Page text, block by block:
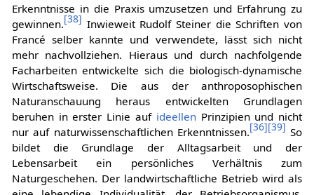
Erkenntnisse in die Praxis umzusetzen und Erfahrung zu
gewinnen.[38] Inwieweit Rudolf Steiner die Schriften von
Francé selber kannte und verwendete, lässt sich nicht
mehr nachvollziehen. Hieraus und durch nachfolgende
Facharbeiten entwickelte sich die biologisch-dynamische
Wirtschaftsweise. Die aus der anthroposophischen
Naturanschauung heraus entwickelten Grundlagen
beruhen in erster Linie auf ideellenPrinzipien und nicht
nur auf naturwissenschaftlichen Erkenntnissen.[36][39] So
bildet die Grundlage der Alltagsarbeit und der
Lebensarbeit ein persönliches Verhältnis zum
Naturgeschehen. Der landwirtschaftliche Betrieb wird als